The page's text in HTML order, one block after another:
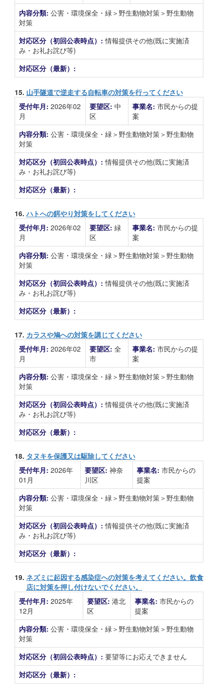
内容分類: 公害・環境保全・緑＞野生動物対策＞野生動物
対策
対応区分（初回公表時点）:情報提供その他(既に実施済
み・お礼お詫び等)
対応区分（最新）:
15. 山手隧道で逆走する自転車の対策を行ってください
受付年月: 2026年02
月
要望区: 中
区
事業名: 市民からの提
案
内容分類: 公害・環境保全・緑＞野生動物対策＞野生動物
対策
対応区分（初回公表時点）:情報提供その他(既に実施済
み・お礼お詫び等)
対応区分（最新）:
16. ハトへの餌やり対策をしてください
受付年月: 2026年02
月
要望区: 緑
区
事業名: 市民からの提
案
内容分類: 公害・環境保全・緑＞野生動物対策＞野生動物
対策
対応区分（初回公表時点）:情報提供その他(既に実施済
み・お礼お詫び等)
対応区分（最新）:
17. カラスや鳩への対策を講じてください
受付年月: 2026年02
月
要望区: 全
市
事業名: 市民からの提
案
内容分類: 公害・環境保全・緑＞野生動物対策＞野生動物
対策
対応区分（初回公表時点）:情報提供その他(既に実施済
み・お礼お詫び等)
対応区分（最新）:
18. タヌキを保護又は駆除してください
受付年月: 2026年
01月
要望区: 神奈
川区
事業名: 市民からの
提案
内容分類: 公害・環境保全・緑＞野生動物対策＞野生動物
対策
対応区分（初回公表時点）:情報提供その他(既に実施済
み・お礼お詫び等)
対応区分（最新）:
19. ネズミに起因する感染症への対策を考えてください。飲食
店に対策を押し付けないでください。
受付年月: 2025年
12月
要望区: 港北
区
事業名: 市民からの
提案
内容分類: 公害・環境保全・緑＞野生動物対策＞野生動物
対策
対応区分（初回公表時点）: 要望等にお応えできません
対応区分（最新）: